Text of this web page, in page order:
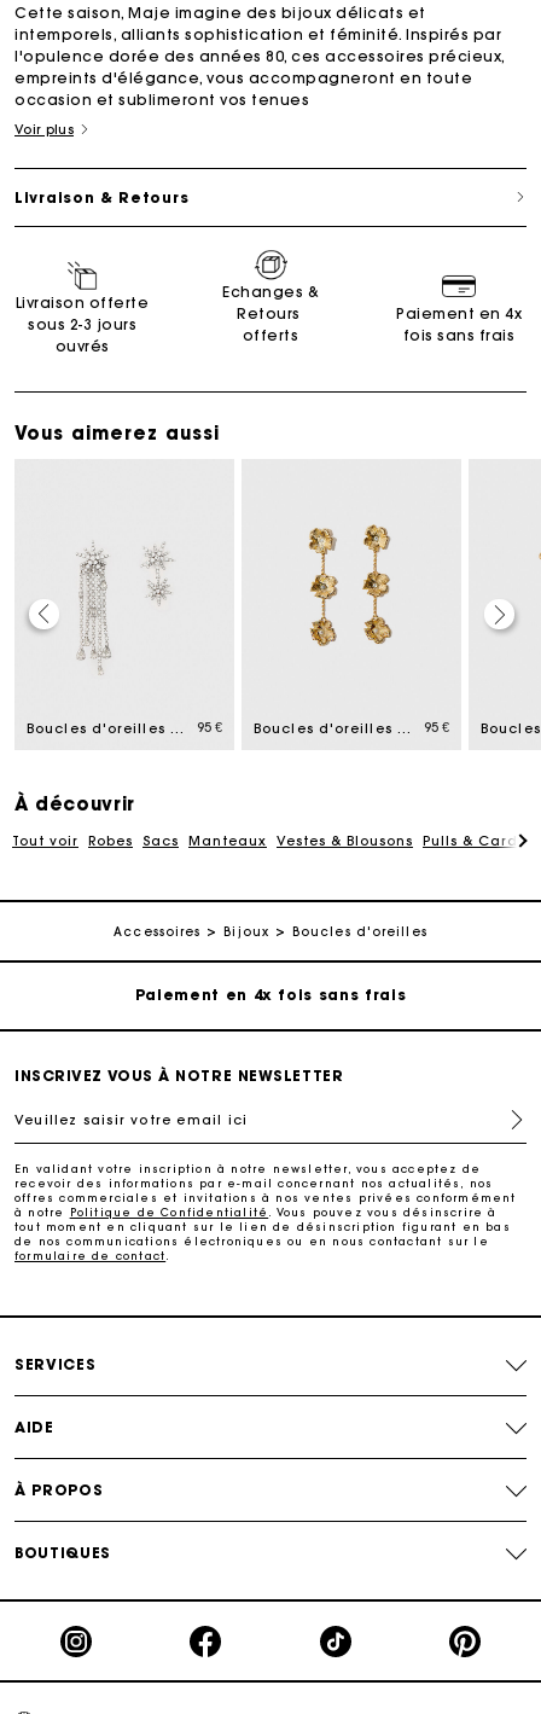
Cette saison, Maje imagine des bijoux délicats et
intemporels, alliants sophistication et féminité. Inspirés par
l'opulence dorée des années 80, ces accessoires précieux,
empreints d'élégance, vous accompagneront en toute
occasion et sublimeront vos tenues
Voir plus
Livraison & Retours
Livraison offerte
sous 2-3 jours
ouvrés
Echanges &
Retours
offerts
Paiement en 4x
fois sans frais
Vous aimerez aussi
Boucles d'oreilles étoiles 95 € Boucles d'oreilles fleurs 95 €
À découvrir
Tout voir Robes Sacs Manteaux Vestes & Blousons Pulls &
Accessoires Bijoux Boucles d'oreilles
Carte Cadeau Maje : la meilleure façon d'offrir le
Livraison à domicile offerte sous 2 à 3 jours ouvrés.
Paiement en 4x fois sans frais
Echanges & Retours offerts
Suivi de commande
Carte Cadeau Maje : la meilleure façon d'offrir le
cadeau parfait
Livraison à domicile offerte sous 2 à 3 jours ouvrés.
Echanges & Retours offerts
Carte Cadeau Maje : la meilleure façon d'offrir le
INSCRIVEZ VOUS À NOTRE NEWSLETTER
Veuillez saisir votre email ici
En validant votre inscription à notre newsletter, vous acceptez de
recevoir des informations par e-mail concernant nos actualités, nos
offres commerciales et invitations à nos ventes privées conformément
à notre
Politique de Confidentialité
. Vous pouvez vous désinscrire à
tout moment en cliquant sur le lien de désinscription figurant en bas
de nos communications électroniques ou en nous contactant sur le
formulaire de contact
SERVICES
AIDE
À PROPOS
BOUTIQUES